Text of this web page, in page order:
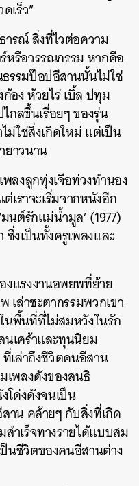
เร็ว”
ารณ์ สิ่งที่ไวต่อความ
รือวรรณกรรม หากคือ
รมป๊อปอีสานนั้นไม่ใช่
อง ห้วยไร่ เบิ้ล ปทุม
กลขึ้นเรื่อยๆ ของรุ่น
ม่ใช่สิ่งเกิดใหม่ แต่เป็น
ยาวนาน
พลงลูกทุ่งเจือท่วงทำนอง
เราจะเริ่มจากหนังอีก
นต์รักแม่น้ำมูล’ (1977)
งเป็นทั้งครูเพลงและ
งแรงงานอพยพที่ย้าย
เล่าชะตากรรมพวกเขา
นพื้นที่ที่ไม่สมหวังในรัก
นเศร้าและทุนนิยม
เล่าถึงชีวิตคนอีสาน
เพลงดังของสนธิ
โด่งดังจนเป็น
าน คล้ายๆ กับสิ่งที่เกิด
ำเร็จทางรายได้แบบสม
นชีวิตของคนอีสานต่าง